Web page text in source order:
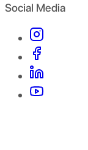
Social Media